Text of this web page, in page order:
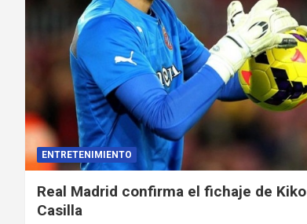
ENTRETENIMIENTO
Real Madrid confirma el fichaje de Kiko
Casilla